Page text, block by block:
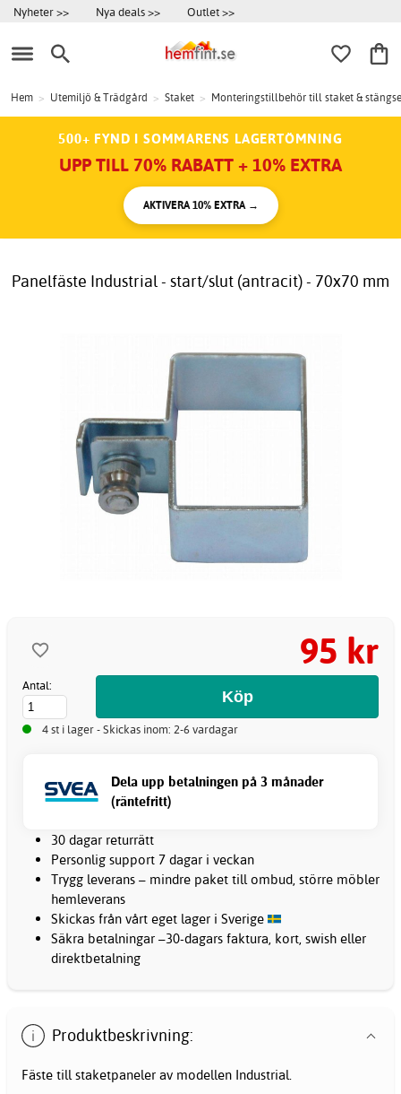
Nyheter >> Nya deals >> Outlet >>
Hem > Utemiljö & Trädgård > Staket > Monteringstillbehör till staket &
500+ FYND I SOMMARENS LAGERTÖMNING
UPP TILL 70% RABATT + 10% EXTRA
AKTIVERA 10% EXTRA →
Panelfäste Industrial - start/slut (antracit) - 70x70 mm
95 kr
Antal:
4 st i lager - Skickas inom: 2-6 vardagar
Dela upp betalningen på 3 månader
(räntefritt)
30 dagar returrätt
Personlig support 7 dagar i veckan
Trygg leverans – mindre paket till ombud, större möbler
hemleverans
Skickas från vårt eget lager i Sverige
Säkra betalningar –30-dagars faktura, kort, swish eller
direktbetalning
Produktbeskrivning:
Fäste till staketpaneler av modellen Industrial.